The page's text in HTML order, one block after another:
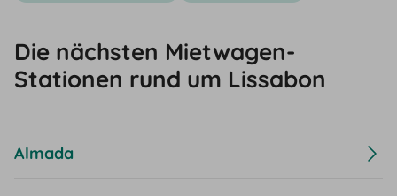
Die nächsten Mietwagen-
Stationen rund um Lissabon
Almada